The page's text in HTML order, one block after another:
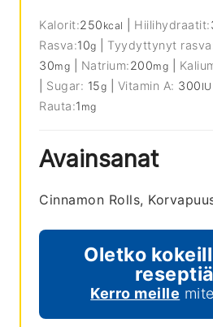
Kalorit:250 kcal Hiilihydraatit:
Rasva:10g Tyydyttynyt
30mg Natrium:200mg
Sugar: 15g Vitamin A: 300 IU
Rauta:1 mg
Avainsanat
Cinnamon Rolls,
Oletko
Kerro meille